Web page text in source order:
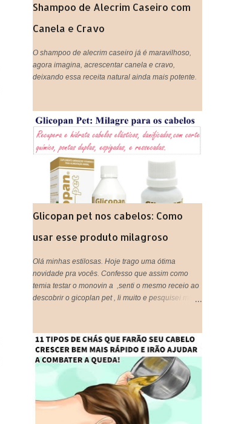
Shampoo de Alecrim Caseiro com
Canela e Cravo
O shampoo de alecrim caseiro já é maravilhoso,
agora imagina, acrescentar canela e cravo,
deixando essa receita natural ainda mais potente.
Glicopan pet nos cabelos: Como
usar esse produto milagroso
Olá minhas estilosas. Hoje trago uma ótima
novidade pra vocês. Confesso que assim como
temia testar o monovin a ,senti o mesmo receio ao
descobrir o gicoplan pet , li muito e pesquisei muito
que muitos humanos por ai, os cachorros por
exemplo, são doces e amáveis, e principalmente
companheiros. Voltando ao assunto do Glicopan
pet, há alguns blogs que criticam e outros que
recomendam, respeito a opinião de cada um,
porém hoje estarei postando a minha opinião aqui,
que fique claro que este produto não foi criado
originalmente para ser usado em seres humanos e